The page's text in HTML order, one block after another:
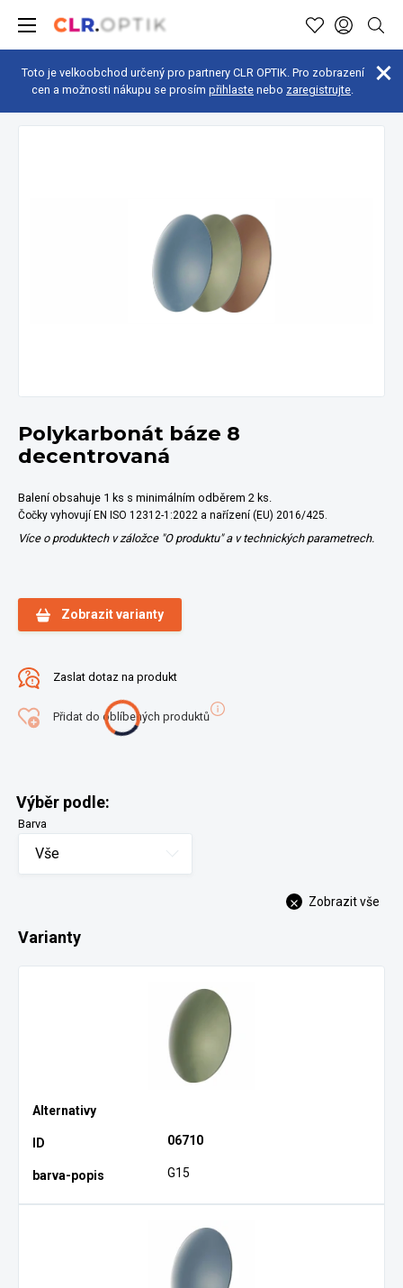
Toto je velkoobchod určený pro partnery CLR OPTIK. Pro zobrazení
cen a možnosti nákupu se prosím přihlaste nebo zaregistrujte.
Sluneční filtry a čočky
Polykarbonát báze 8
decentrovaná
Balení obsahuje 1 ks s minimálním odběrem 2 ks.
Čočky vyhovují EN ISO 12312-1:2022 a nařízení (EU) 2016/425.
Více o produktech v záložce "O produktu" a v technických parametrech.
Zobrazit varianty
Zaslat dotaz na produkt
Přidat do oblíbených produktů
Výběr podle:
Barva
Vše
Zobrazit vše
Varianty
06710
G15